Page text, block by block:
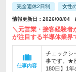
完全週休2日制 女性
情報更新日：2026/08/04
＼元営業・接客経験
が注目する半導体業界
仕事内容
チェックシ
事です。★
180日】1年